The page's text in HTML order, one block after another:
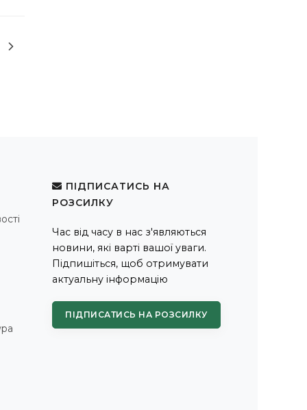
ПІДПИСАТИСЬ НА
РОЗСИЛКУ
Час від часу в нас з'являються
новини, які варті вашої уваги.
Підпишіться, щоб отримувати
актуальну інформацію
ПІДПИСАТИСЬ НА РОЗСИЛКУ